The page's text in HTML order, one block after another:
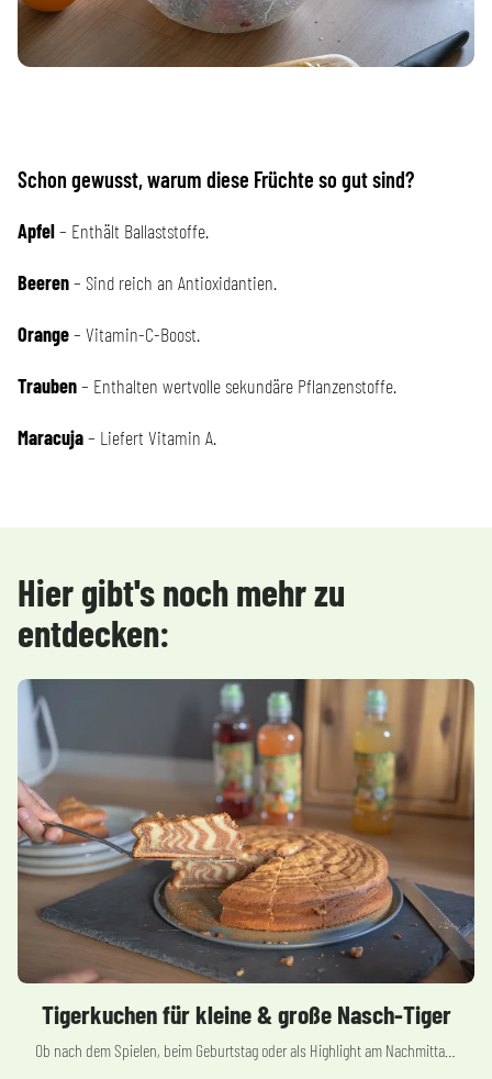
Schon gewusst, warum diese Früchte so gut sind?
Apfel– Enthält Ballaststoffe.
Beeren– Sind reich an Antioxidantien.
Orange– Vitamin‑C‑Boost.
Trauben– Enthalten wertvolle sekundäre Pflanzenstoffe.
Maracuja– Liefert Vitamin A.
Hier gibt's noch mehr zu
entdecken:
Tigerkuchen für kleine & große Nasch-Tiger